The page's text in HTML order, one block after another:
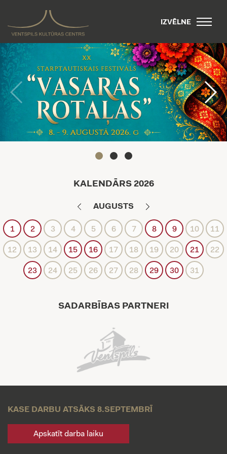
IZVĒLNE
KALENDĀRS 2026
AUGUSTS
1 2 3 4 5 6 7 8 9 10 11
12 13 14 15 16 17 18 19 20 21 22
23 24 25 26 27 28 29 30 31
SADARBĪBAS PARTNERI
KASE DARBU ATSĀKS 8.SEPTEMBRĪ
Apskatīt darba laiku